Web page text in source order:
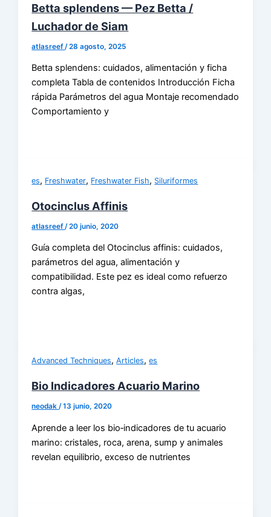
Betta splendens — Pez Betta /
Luchador de Siam
atlasreef /28 agosto, 2025
Betta splendens: cuidados, alimentación y ficha
completa Tabla de contenidos Introducción Ficha
rápida Parámetros del agua Montaje recomendado
Comportamiento y
es, Freshwater, Freshwater Fish, Siluriformes
Otocinclus Affinis
atlasreef/20 junio, 2020
Guía completa del Otocinclus affinis: cuidados,
parámetros del agua, alimentación y
compatibilidad. Este pez es ideal como refuerzo
contra algas,
Advanced Techniques,Articles,es
Bio Indicadores Acuario Marino
neodak/13 junio, 2020
Aprende a leer los bio‑indicadores de tu acuario
marino: cristales, roca, arena, sump y animales
revelan equilibrio, exceso de nutrientes